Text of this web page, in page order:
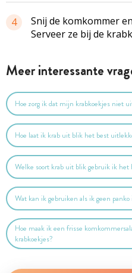
4
Snij de komkommer
Serveer ze bij de
Meer interessante
Hoe zorg ik dat mijn krabkoekjes niet
Hoe laat ik krab uit blik het best
Welke soort krab uit blik gebruik ik het
Wat kan ik gebruiken als ik geen
Hoe maak ik een frisse
krabkoekjes?